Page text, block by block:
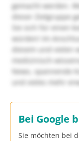
gemacht werden.
dieser Zielgruppe
Sie sich für einen
würden! Im
diesem und vielen
medizinisch-
News, spannende
und vieles mehr
Bei Google
Sie möchten bei